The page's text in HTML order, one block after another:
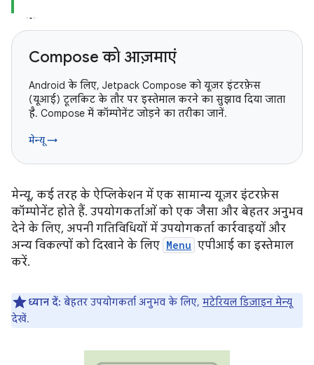
Compose को आज़माएं
Android के लिए, Jetpack Compose को यूज़र इंटरफ़ेस
(यूआई) टूलकिट के तौर पर इस्तेमाल करने का सुझाव दिया जाता
है. Compose में कॉम्पोनेंट जोड़ने का तरीका जानें.
मेन्यू →
मेन्यू, कई तरह के ऐप्लिकेशन में एक सामान्य यूज़र इंटरफ़ेस
कॉम्पोनेंट होते हैं. उपयोगकर्ताओं को एक जैसा और बेहतर अनुभव
देने के लिए, अपनी गतिविधियों में उपयोगकर्ता कार्रवाइयों और
अन्य विकल्पों को दिखाने के लिए Menu एपीआई का इस्तेमाल
करें.
ध्यान दें: बेहतर उपयोगकर्ता अनुभव के लिए, मटेरियल डिज़ाइन मेन्यू
देखें.